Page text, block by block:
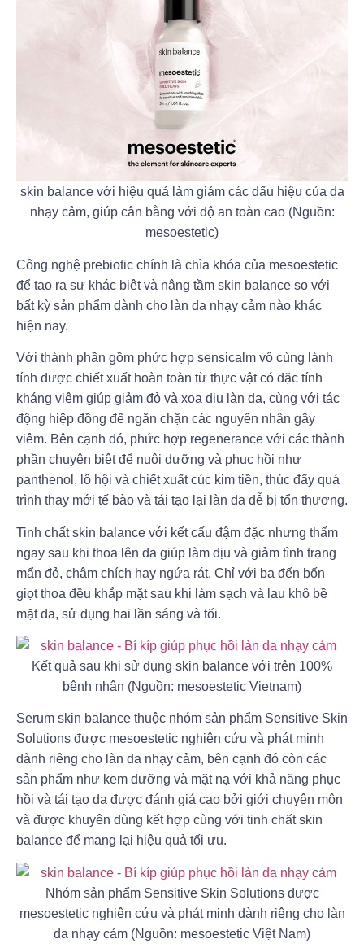
skin balance với hiệu quả làm giảm các dấu hiệu của da
nhạy cảm, giúp cân bằng với độ an toàn cao (Nguồn:
mesoestetic)
Công nghệ prebiotic chính là chìa khóa của mesoestetic
để tạo ra sự khác biệt và nâng tầm skin balance so với
bất kỳ sản phẩm dành cho làn da nhạy cảm nào khác
hiện nay.
Với thành phần gồm phức hợp sensicalm vô cùng lành
tính được chiết xuất hoàn toàn từ thực vật có đặc tính
kháng viêm giúp giảm đỏ và xoa dịu làn da, cùng với tác
động hiệp đồng để ngăn chặn các nguyên nhân gây
viêm. Bên cạnh đó, phức hợp regenerance với các thành
phần chuyên biệt để nuôi dưỡng và phục hồi như
panthenol, lô hội và chiết xuất cúc kim tiền, thúc đẩy quá
trình thay mới tế bào và tái tạo lại làn da dễ bị tổn thương.
Tinh chất skin balance với kết cấu đậm đặc nhưng thấm
ngay sau khi thoa lên da giúp làm dịu và giảm tình trạng
mẩn đỏ, châm chích hay ngứa rát. Chỉ với ba đến bốn
giọt thoa đều khắp mặt sau khi làm sạch và lau khô bề
mặt da, sử dụng hai lần sáng và tối.
Kết quả sau khi sử dụng skin balance với trên 100%
bệnh nhân (Nguồn: mesoestetic Vietnam)
Serum skin balance thuộc nhóm sản phẩm Sensitive Skin
Solutions được mesoestetic nghiên cứu và phát minh
dành riêng cho làn da nhạy cảm, bên cạnh đó còn các
sản phẩm như kem dưỡng và mặt nạ với khả năng phục
hồi và tái tạo da được đánh giá cao bởi giới chuyên môn
và được khuyên dùng kết hợp cùng với tinh chất skin
balance để mang lại hiệu quả tối ưu.
Nhóm sản phẩm Sensitive Skin Solutions được
mesoestetic nghiên cứu và phát minh dành riêng cho làn
da nhạy cảm (Nguồn: mesoestetic Việt Nam)